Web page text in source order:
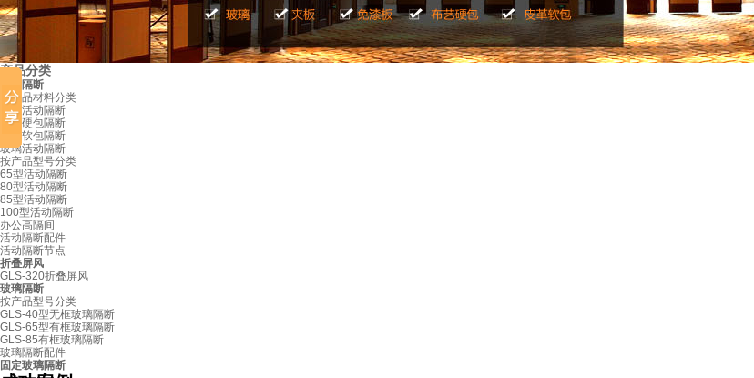
产品分类
活动隔断
按产品材料分类
板材活动隔断
布艺硬包隔断
皮革软包隔断
玻璃活动隔断
按产品型号分类
65型活动隔断
80型活动隔断
85型活动隔断
100型活动隔断
办公高隔间
活动隔断配件
活动隔断节点
折叠屏风
GLS-320折叠屏风
玻璃隔断
按产品型号分类
GLS-40型无框玻璃隔断
GLS-65型有框玻璃隔断
GLS-85有框玻璃隔断
玻璃隔断配件
固定玻璃隔断